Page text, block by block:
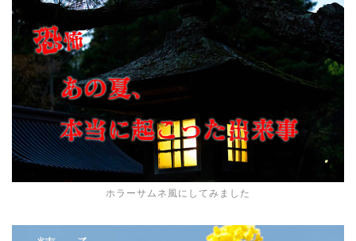
ホラーサムネ風にしてみました